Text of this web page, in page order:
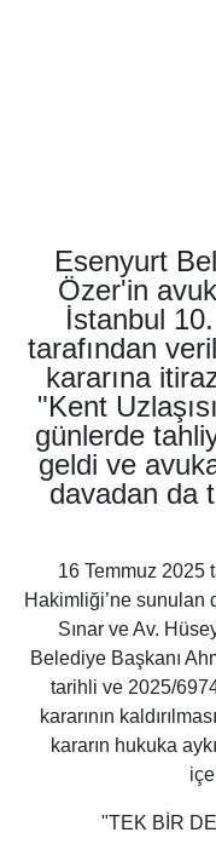
Esenyurt
Özer'in
İstanbul
tarafından
kararına
"Kent
günlerde
geldi ve
davadan da
16 Temmuz 2025
Hakimliği’ne sunulan
Sınar ve Av.
Belediye Başkanı
tarihli ve 2025/
kararının
kararın hukuka
"TEK BİR